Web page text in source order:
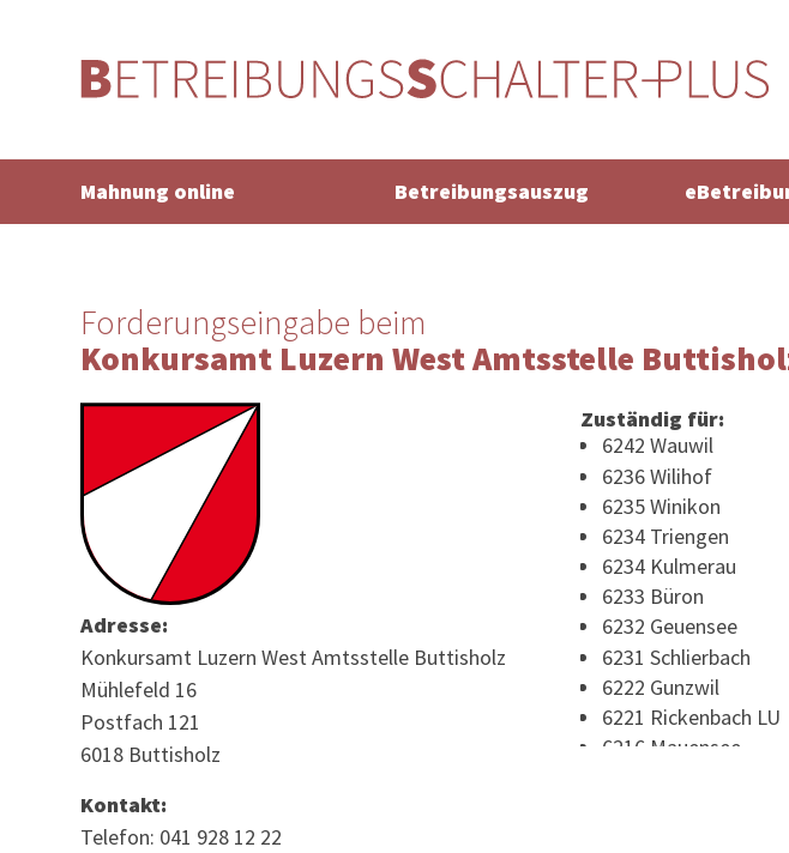
Mahnung online Betreibungsauszug
Forderungseingabe beim
Konkursamt Luzern West Amtsstelle
Adresse:
Konkursamt Luzern West Amtsstelle Buttisholz
Mühlefeld 16
Postfach 121
6018 Buttisholz
Kontakt:
Telefon: 041 928 12 22
Zuständig für:
6242 Wauwil
6236 Wilihof
6235 Winikon
6234 Triengen
6234 Kulmerau
6233 Büron
6232 Geuensee
6231 Schlierbach
6222 Gunzwil
6221 Rickenbach LU
6216 Mauensee